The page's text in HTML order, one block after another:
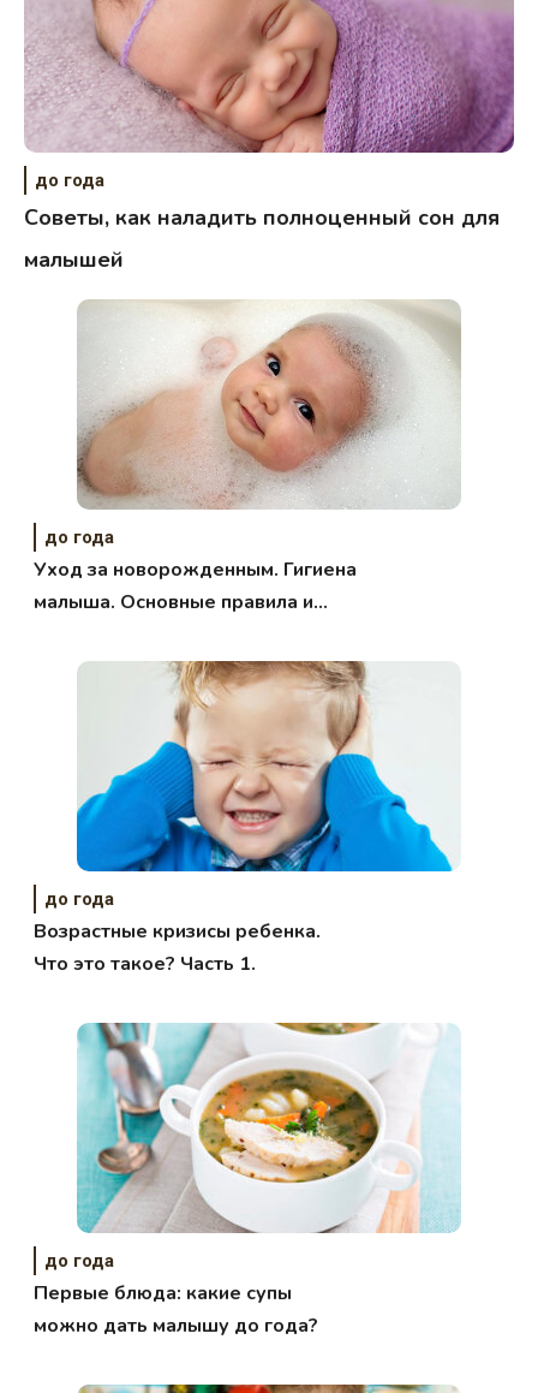
до года
Советы, как наладить полноценный сон для
малышей
до года
Уход за новорожденным. Гигиена
малыша. Основные правила и
до года
Возрастные кризисы ребенка.
Что это такое? Часть 1.
до года
Первые блюда: какие супы
можно дать малышу до года?